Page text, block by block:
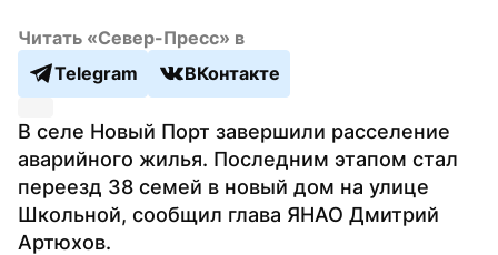
Читать «Север-Пресс» в
Telegram
ВКонтакте
В селе Новый Порт завершили расселение
аварийного жилья. Последним этапом стал
переезд 38 семей в новый дом на улице
Школьной, сообщил глава ЯНАО Дмитрий
Артюхов.